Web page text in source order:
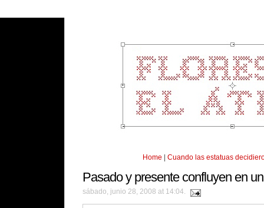
Home | Cuando las estatuas
Pasado y presente confluyen en
sábado, junio 28, 2008 at 14:04.